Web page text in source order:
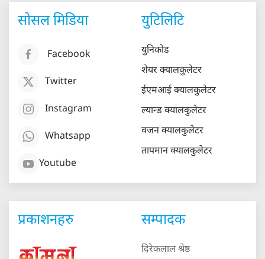
सोसल मिडिया
Facebook
Twitter
Instagram
Whatsapp
Youtube
युटिलिटि
युनिकोड
शेयर क्यालकुलेटर
ईएमआई क्यालकुलेटर
ल्यान्ड क्यालकुलेटर
वजन क्यालकुलेटर
तापमान क्यालकुलेटर
प्रकाशनहरु सम्पादक
दिरेकलाल श्रेष्ठ